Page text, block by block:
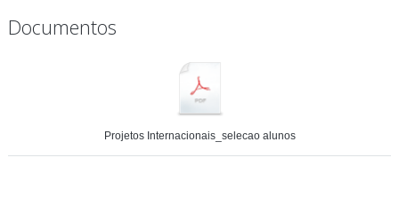
Documentos
Projetos Internacionais_selecao alunos